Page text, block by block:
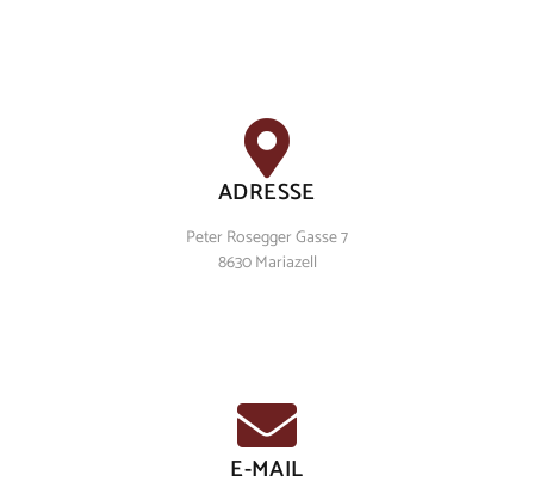
ADRESSE
Peter Rosegger Gasse 7
8630 Mariazell
E-MAIL